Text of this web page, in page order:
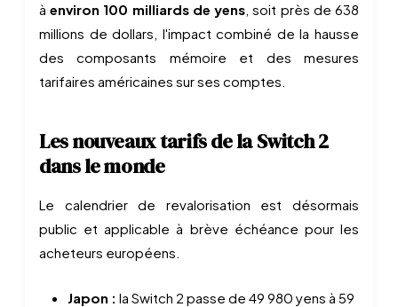
àenviron 100 milliards de yens, soit près de 638
millions de dollars, l'impact combiné de la hausse
des composants mémoire et des mesures
tarifaires américaines sur ses comptes.
Les nouveaux tarifs de la Switch 2
dans le monde
Le calendrier de revalorisation est désormais
public et applicable à brève échéance pour les
acheteurs européens.
Japon : la Switch 2 passe de 49 980 yens à 59